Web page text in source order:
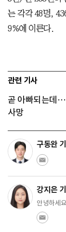
는 각각 48명,
9%에 이른다.
관련 기사
곧 아빠되는데
사망
구동완
강지은
안녕하세